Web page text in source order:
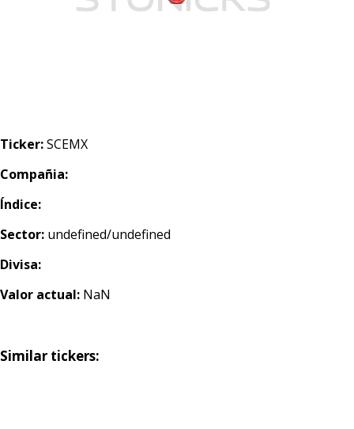
Ticker:SCEMX
Compañia:
Índice:
Sector: undefined/undefined
Divisa:
Valor actual: NaN
Similar tickers: